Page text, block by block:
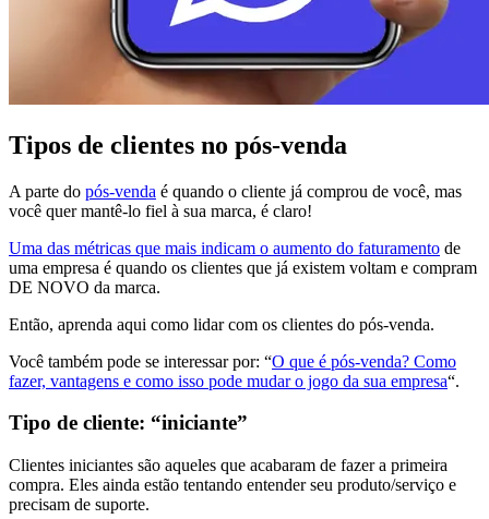
Tipos de clientes no pós-venda
A parte do pós-venda é quando o cliente já comprou de você, mas
você quer mantê-lo fiel à sua marca, é claro!
Uma das métricas que mais indicam o aumento do faturamento de
uma empresa é quando os clientes que já existem voltam e compram
DE NOVO da marca.
Então, aprenda aqui como lidar com os clientes do pós-venda.
Você também pode se interessar por: “O que é pós-venda? Como
fazer, vantagens e como isso pode mudar o jogo da sua empresa“.
Tipo de cliente: “iniciante”
Clientes iniciantes são aqueles que acabaram de fazer a primeira
compra. Eles ainda estão tentando entender seu produto/serviço e
precisam de suporte.